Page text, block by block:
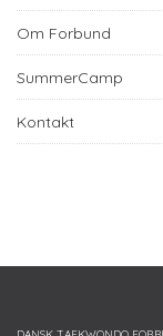
Om Forbund
SummerCamp
Kontakt